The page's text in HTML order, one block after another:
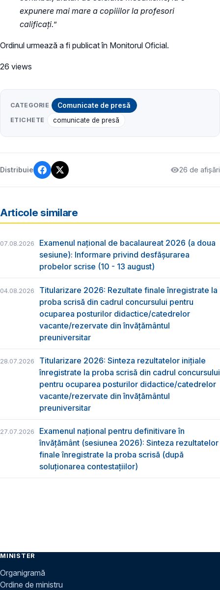
expunere mai mare a copiiilor la profesori
calificați.”
Ordinul urmează a fi publicat în Monitorul Oficial.
26 views
CATEGORIE Comunicate de presă
ETICHETE comunicate de presă
Distribuie 26 de afișări
Articole similare
07.08.2026
Examenul național de bacalaureat 2026 (a doua
sesiune): Informare privind desfășurarea
probelor scrise (10 - 13 august)
04.08.2026
Titularizare 2026: Rezultate finale înregistrate la
proba scrisă din cadrul concursului pentru
ocuparea posturilor didactice/catedrelor
vacante/rezervate din învăţământul
preuniversitar
28.07.2026
Titularizare 2026: Sinteza rezultatelor inițiale
înregistrate la proba scrisă din cadrul concursului
pentru ocuparea posturilor didactice/catedrelor
vacante/rezervate din învăţământul
preuniversitar
27.07.2026
Examenul național pentru definitivare în
învățământ (sesiunea 2026): Sinteza rezultatelor
finale înregistrate la proba scrisă (după
soluționarea contestațiilor)
MINISTER
Organigramă
Ordine de ministru